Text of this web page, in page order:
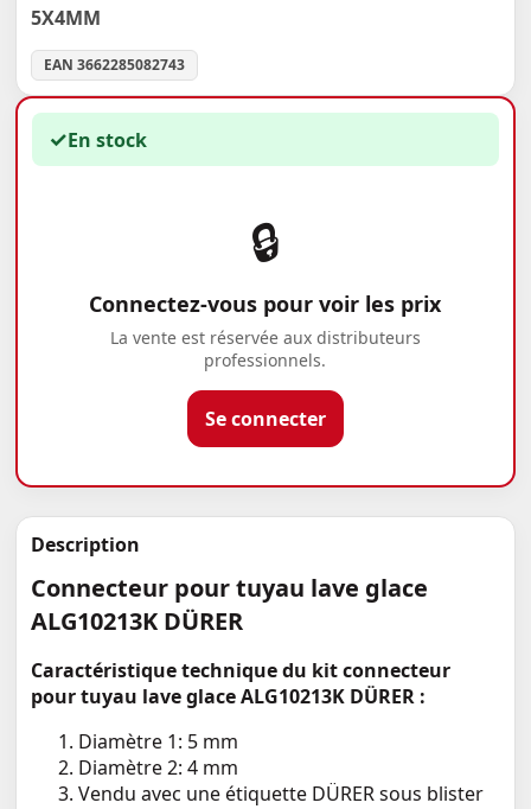
5X4MM
EAN 3662285082743
✓En stock
🔒
Connectez-vous pour voir les prix
La vente est réservée aux distributeurs
professionnels.
Se connecter
Description
Connecteur pour tuyau lave glace
ALG10213K DÜRER
Caractéristique technique du kit connecteur
pour tuyau lave glace ALG10213K DÜRER :
Diamètre 1: 5 mm
Diamètre 2: 4 mm
Vendu avec une étiquette DÜRER sous blister